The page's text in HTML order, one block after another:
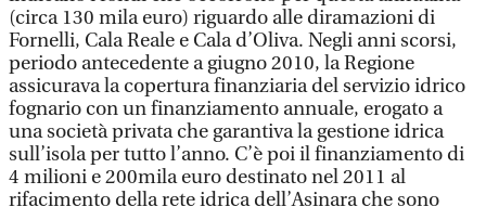
(circa 130 mila euro) riguardo alle diramazioni di
Fornelli, Cala Reale e Cala d’Oliva. Negli anni scorsi,
periodo antecedente a giugno 2010, la Regione
assicurava la copertura finanziaria del servizio idrico
fognario con un finanziamento annuale, erogato a
una società privata che garantiva la gestione idrica
sull’isola per tutto l’anno. C’è poi il finanziamento di
4 milioni e 200mila euro destinato nel 2011 al
rifacimento della rete idrica dell’Asinara che sono